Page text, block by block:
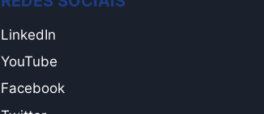
LinkedIn
YouTube
Facebook